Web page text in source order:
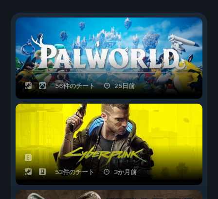
56件のチート 25日前
53件のチート 3か月前